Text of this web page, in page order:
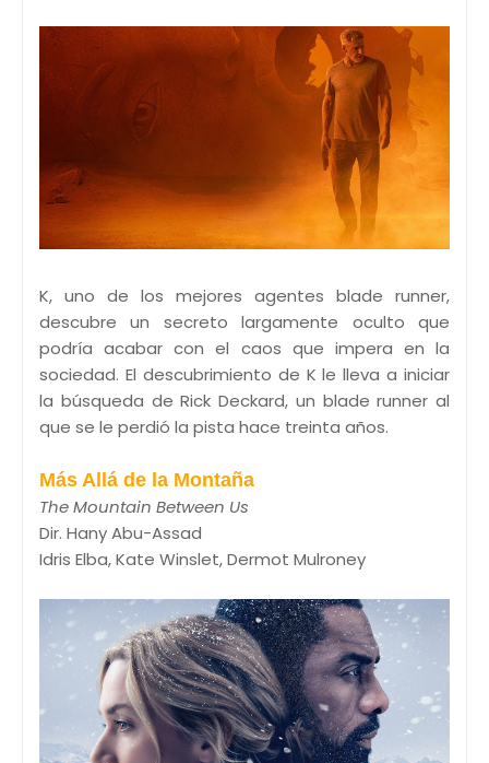
K, uno de los mejores agentes blade runner,
descubre un secreto largamente oculto que
podría acabar con el caos que impera en la
sociedad. El descubrimiento de K le lleva a iniciar
la búsqueda de Rick Deckard, un blade runner al
que se le perdió la pista hace treinta años.
Más Allá de la Montaña
The Mountain Between Us
Dir. Hany Abu-Assad
Idris Elba, Kate Winslet, Dermot Mulroney